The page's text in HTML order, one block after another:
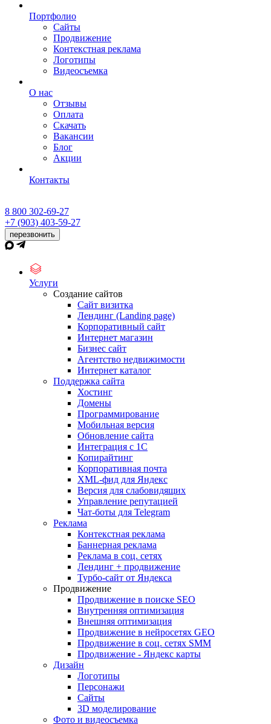
Портфолио
Сайты
Продвижение
Контекстная реклама
Логотипы
Видеосъемка
О нас
Отзывы
Оплата
Скачать
Вакансии
Блог
Акции
Контакты
8 800 302-69-27
+7 (903) 403-59-27
перезвонить
Услуги
Создание сайтов
Сайт визитка
Лендинг (Landing page)
Корпоративный сайт
Интернет магазин
Бизнес сайт
Агентство недвижимости
Интернет каталог
Поддержка сайта
Хостинг
Домены
Программирование
Мобильная версия
Обновление сайта
Интеграция с 1С
Копирайтинг
Корпоративная почта
XML-фид для Яндекс
Версия для слабовидящих
Управление репутацией
Чат-боты для Telegram
Реклама
Контекстная реклама
Баннерная реклама
Реклама в соц. сетях
Лендинг + продвижение
Турбо-сайт от Яндекса
Продвижение
Продвижение в поиске SEO
Внутренняя оптимизация
Внешняя оптимизация
Продвижение в нейросетях GEO
Продвижение в соц. сетях SMM
Продвижение - Яндекс карты
Дизайн
Логотипы
Персонажи
Сайты
3D моделирование
Фото и видеосъемка